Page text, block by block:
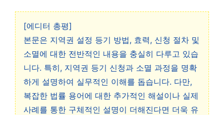
[에디터 총평]
본문은 지역권 설정 등기 방법, 효력, 신청 절차 및
소멸에 대한 전반적인 내용을 충실히 다루고 있습
니다. 특히, 지역권 등기 신청과 소멸 과정을 명확
하게 설명하여 실무적인 이해를 돕습니다. 다만,
복잡한 법률 용어에 대한 추가적인 해설이나 실제
사례를 통한 구체적인 설명이 더해진다면 더욱 유